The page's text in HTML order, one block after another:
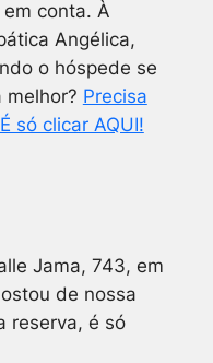
conta. À
Angélica,
o hóspede se
melhor? Precisa
só clicar AQUI!
Jama, 743, em
de nossa
reserva, é só